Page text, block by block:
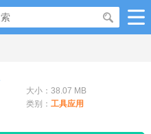
大小：38.07 MB
类别： 工具应用